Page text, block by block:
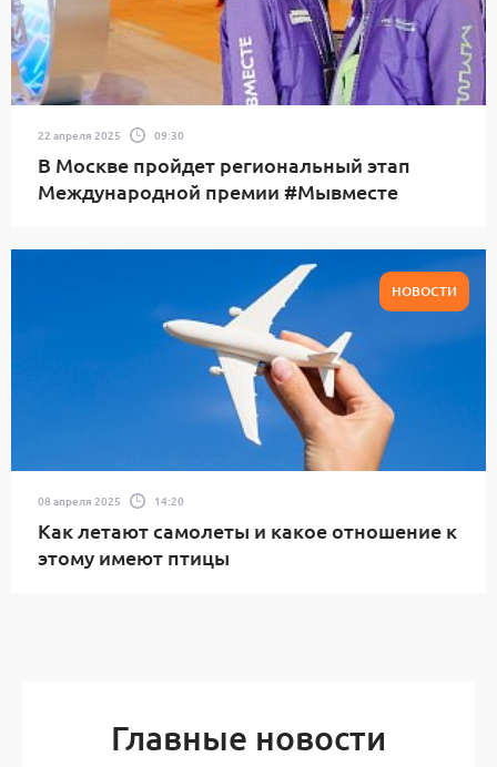
22 апреля 2025 09:30
В Москве пройдет региональный этап
Международной премии #Мывместе
НОВОСТИ
08 апреля 2025 14:20
Как летают самолеты и какое отношение к
этому имеют птицы
Главные новости